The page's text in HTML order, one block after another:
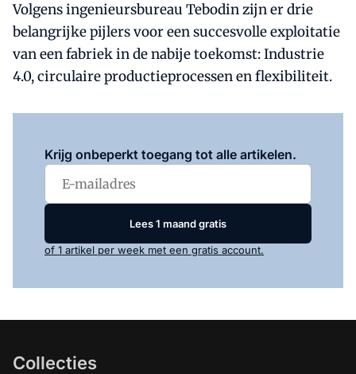
Volgens ingenieursbureau Tebodin zijn er drie
belangrijke pijlers voor een succesvolle exploitatie
van een fabriek in de nabije toekomst: Industrie
4.0, circulaire productieprocessen en flexibiliteit.
Krijg onbeperkt toegang tot alle artikelen.
Lees 1 maand gratis
of 1 artikel per week met een gratis account.
Collecties